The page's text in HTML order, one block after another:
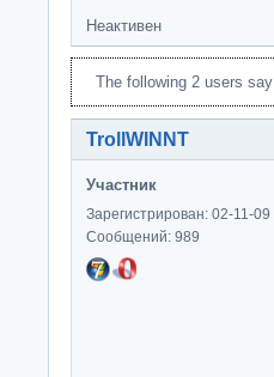
Неактивен
The following 2 users say
TrollWINNT
Участник
Зарегистрирован: 02-11-09
Сообщений: 989